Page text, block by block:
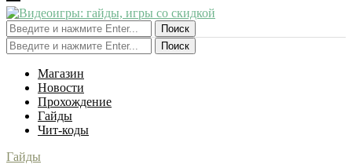
Поиск
Поиск
Магазин
Новости
Прохождение
Гайды
Чит-коды
Гайды